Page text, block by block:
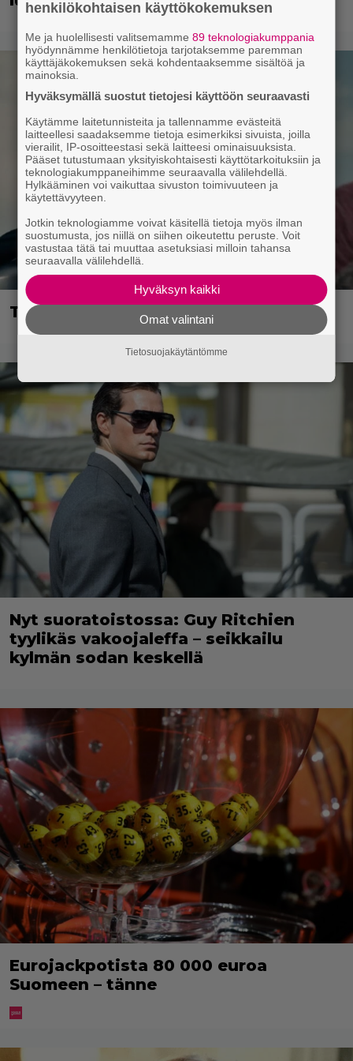
The Odyssey seilasi miljardikerhoon
Nyt suoratoistossa: Guy Ritchien
tyylikäs vakoojaleffa – seikkailu
kylmän sodan keskellä
Eurojackpotista 80 000 euroa
Suomeen – tänne
henkilökohtaisen käyttökokemuksen
Me ja huolellisesti valitsemamme89 teknologiakumppania
hyödynnämme henkilötietoja tarjotaksemme paremman
käyttäjäkokemuksen sekä kohdentaaksemme sisältöä ja
mainoksia.
Hyväksymällä suostut tietojesi käyttöön seuraavasti
Käytämme laitetunnisteita ja tallennamme evästeitä
laitteellesi saadaksemme tietoja esimerkiksi sivuista, joilla
vierailit, IP-osoitteestasi sekä laitteesi ominaisuuksista.
Pääset tutustumaan yksityiskohtaisesti käyttötarkoituksiin ja
teknologiakumppaneihimme seuraavalla välilehdellä.
Hylkääminen voi vaikuttaa sivuston toimivuuteen ja
käytettävyyteen.
Jotkin teknologiamme voivat käsitellä tietoja myös ilman
suostumusta, jos niillä on siihen oikeutettu peruste. Voit
vastustaa tätä tai muuttaa asetuksiasi milloin tahansa
seuraavalla välilehdellä.
Hyväksyn kaikki
Omat valintani
Tietosuojakäytäntömme